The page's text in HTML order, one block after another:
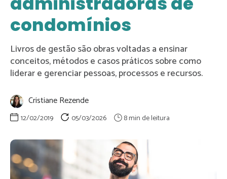
condomínios
Livros de gestão são obras voltadas a ensinar
conceitos, métodos e casos práticos sobre como
liderar e gerenciar pessoas, processos e recursos.
Cristiane Rezende
12/02/2019 05/03/2026